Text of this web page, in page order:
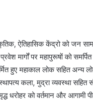
ऐतिहासिक केंद्रो को जन
पर महापुरूषों को समर्पित
हुए महाकाल लोक सहित अन्य
कला, मुद्रा व्यवस्था सहित
धरोहर को वर्तमान और आगामी